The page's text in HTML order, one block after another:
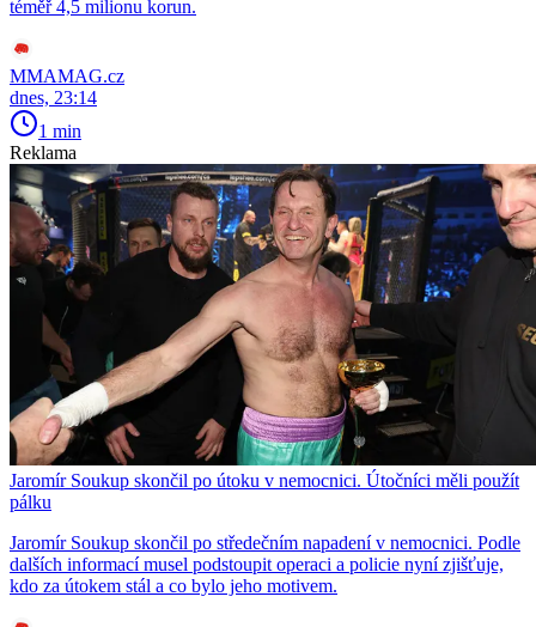
téměř 4,5 milionu korun.
MMAMAG.cz
dnes, 23:14
1 min
Reklama
Jaromír Soukup skončil po útoku v nemocnici. Útočníci měli použít
pálku
Jaromír Soukup skončil po středečním napadení v nemocnici. Podle
dalších informací musel podstoupit operaci a policie nyní zjišťuje,
kdo za útokem stál a co bylo jeho motivem.